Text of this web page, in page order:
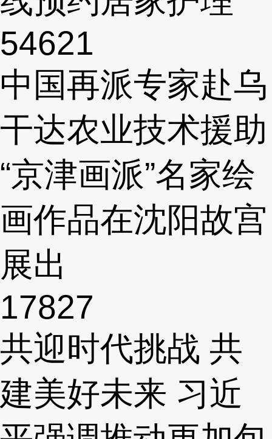
54621
中国再派专家赴乌
干达农业技术援助
“京津画派”名家绘
画作品在沈阳故宫
展出
17827
共迎时代挑战 共
建美好未来 习近